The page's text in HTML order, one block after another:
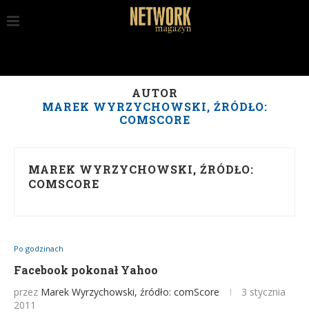
AUTOR
MAREK WYRZYCHOWSKI, ŹRÓDŁO:
COMSCORE
MAREK WYRZYCHOWSKI, ŹRÓDŁO:
COMSCORE
Po godzinach
Facebook pokonał Yahoo
przez Marek Wyrzychowski, źródło: comScore
3 stycznia
2011